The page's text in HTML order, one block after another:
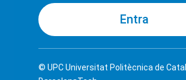
© UPCUniversitat Politècnica de